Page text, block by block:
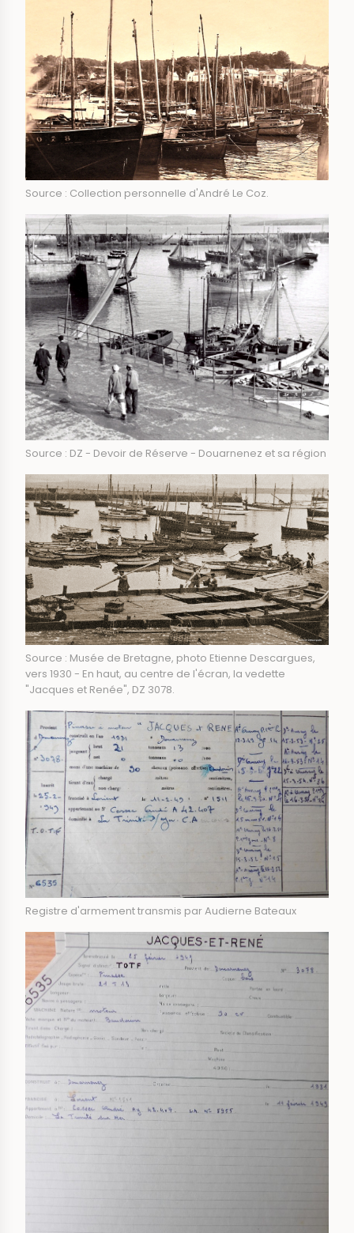
Source : Collection personnelle d'André Le Coz.
Source : DZ - Devoir de Réserve - Douarnenez et sa région
Source : Musée de Bretagne, photo Etienne Descargues,
vers 1930 - En haut, au centre de l'écran, la vedette
"Jacques et Renée", DZ 3078.
Registre d'armement transmis par Audierne Bateaux